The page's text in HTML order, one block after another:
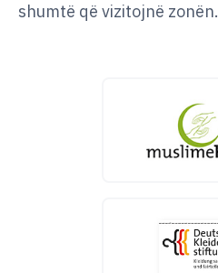
shumtë që vizitojnë zonën.